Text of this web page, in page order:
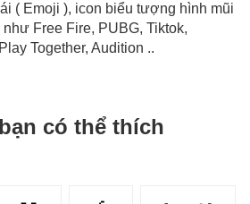
( Emoji ), icon biểu tượng hình mũi
Free Fire, PUBG, Tiktok,
Together, Audition ..
có thể thích